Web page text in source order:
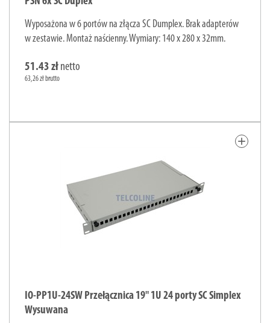
Wyposażona w 6 portów na złącza SC Dumplex. Brak adapterów
w zestawie. Montaż naścienny. Wymiary: 140 x 280 x 32mm.
51.43 zł netto
63,26 zł brutto
add
IO-PP1U-24SW Przełącznica 19" 1U 24 porty SC Simplex
Wysuwana